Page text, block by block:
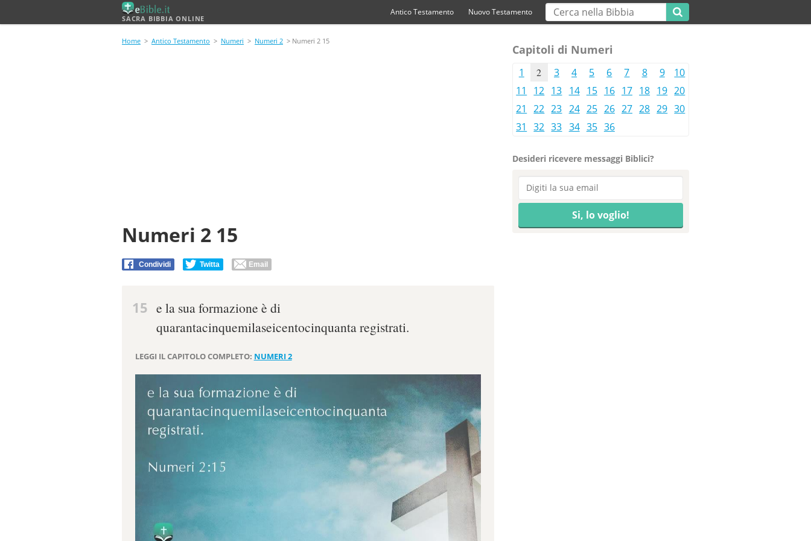
SACRA BIBBIA ONLINE
Antico Testamento Nuovo Testamento
Home > Antico Testamento > Numeri > Numeri 2 > Numeri 2 15
Numeri 2 15
Condividi Twitta Email
15 e la sua formazione è di
quarantacinquemilaseicentocinquanta registrati.
LEGGI IL CAPITOLO COMPLETO: NUMERI 2
Capitoli di Numeri
1 2 3 4 5 6 7 8 9
10
11
12 13 14 15 16 17 18 19 20
21
22 23 24 25 26 27 28 29 30
31
32 33 34 35 36
Desideri ricevere messaggi Biblici?